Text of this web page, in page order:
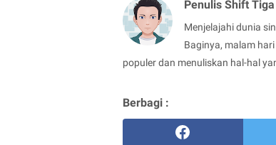
Penulis Shift Tiga
Menjelajahi dunia
Baginya, malam
populer dan menuliskan hal-hal
Berbagi :